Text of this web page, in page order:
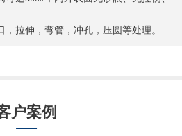
拉伸，弯管，冲孔，压圆等处理。
户案例